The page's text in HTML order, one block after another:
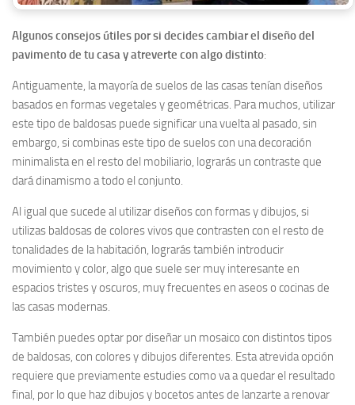
Algunos consejos útiles por si decides cambiar el diseño del
pavimento de tu casa y atreverte con algo distinto:
Antiguamente, la mayoría de suelos de las casas tenían diseños
basados en formas vegetales y geométricas. Para muchos, utilizar
este tipo de baldosas puede significar una vuelta al pasado, sin
embargo, si combinas este tipo de suelos con una decoración
minimalista en el resto del mobiliario, lograrás un contraste que
dará dinamismo a todo el conjunto.
Al igual que sucede al utilizar diseños con formas y dibujos, si
utilizas baldosas de colores vivos que contrasten con el resto de
tonalidades de la habitación, lograrás también introducir
movimiento y color, algo que suele ser muy interesante en
espacios tristes y oscuros, muy frecuentes en aseos o cocinas de
las casas modernas.
También puedes optar por diseñar un mosaico con distintos tipos
de baldosas, con colores y dibujos diferentes. Esta atrevida opción
requiere que previamente estudies como va a quedar el resultado
final, por lo que haz dibujos y bocetos antes de lanzarte a renovar